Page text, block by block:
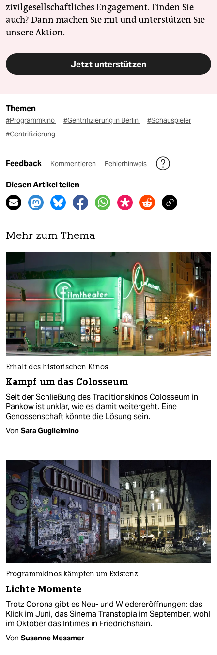
zivilgesellschaftliches Engagement. Finden Sie
auch? Dann machen Sie mit und unterstützen Sie
unsere Aktion.
Jetzt unterstützen
Themen
#Programmkino #Gentrifizierung in Berlin
#Schauspieler
#Gentrifizierung
Feedback Kommentieren Fehlerhinweis
Diesen Artikel teilen
Mehr zum Thema
Erhalt des historischen Kinos
Kampf um das Colosseum
Seit der Schließung des Traditionskinos Colosseum in
Pankow ist unklar, wie es damit weitergeht. Eine
Genossenschaft könnte die Lösung sein.
Von Sara Guglielmino
Programmkinos kämpfen um Existenz
Lichte Momente
Trotz Corona gibt es Neu- und Wiedereröffnungen: das
Klick im Juni, das Sinema Transtopia im September, wohl
im Oktober das Intimes in Friedrichshain.
Von Susanne Messmer